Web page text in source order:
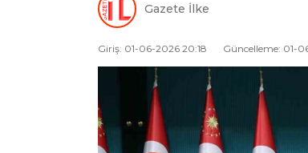
Gazete İlke
Giriş: 01-06-2026 20:18 Güncelleme: 01-